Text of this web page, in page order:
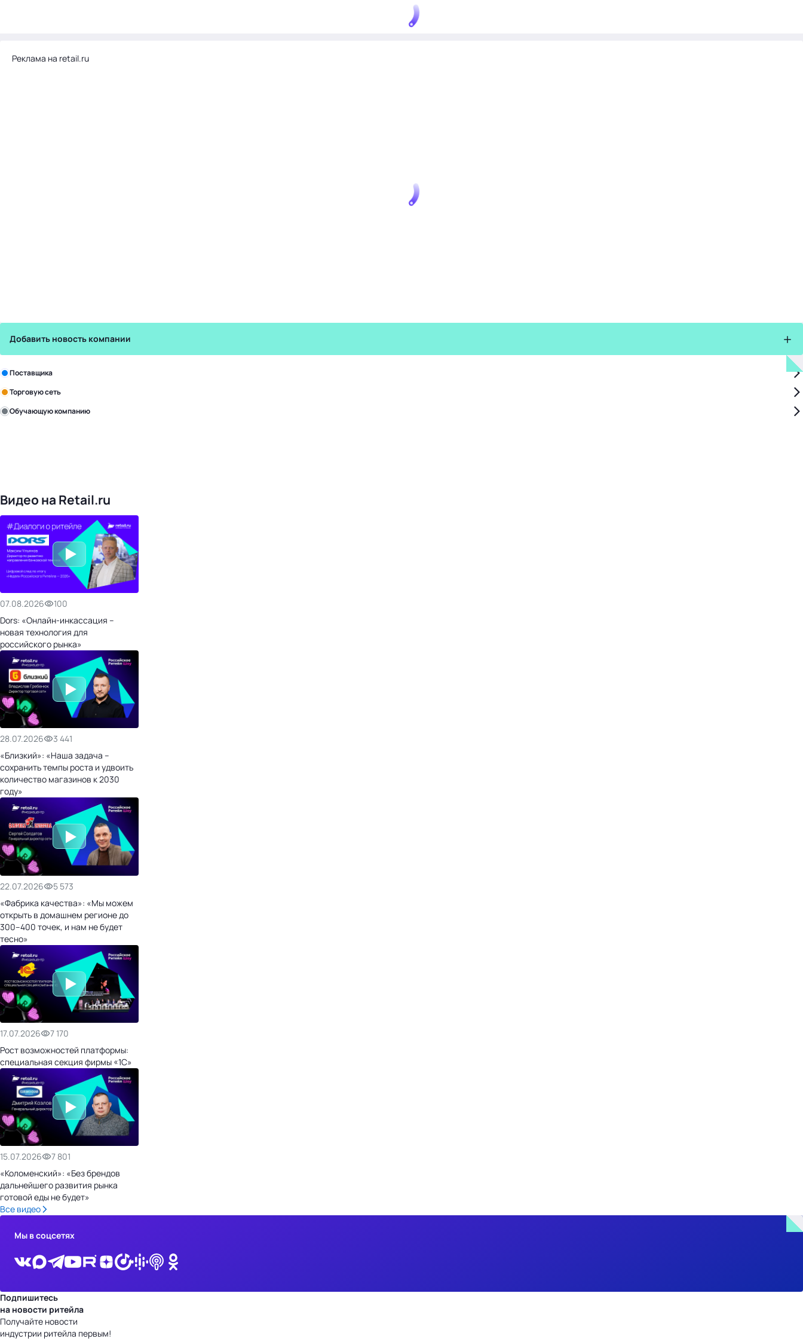
Реклама на retail.ru
Добавить новость компании
Зарегистрируйте в бизнес-центре:
Поставщика
Торговую сеть
Обучающую компанию
Видео на Retail.ru
07.08.2026
100
Dors: «Онлайн-инкассация –
новая технология для
российского рынка»
28.07.2026
3 441
«Близкий»: «Наша задача –
сохранить темпы роста и удвоить
количество магазинов к 2030
году»
22.07.2026
5 573
«Фабрика качества»: «Мы можем
открыть в домашнем регионе до
300–400 точек, и нам не будет
тесно»
17.07.2026
7 170
Рост возможностей платформы:
специальная секция фирмы «1С»
15.07.2026
7 801
«Коломенский»: «Без брендов
дальнейшего развития рынка
готовой еды не будет»
Все видео
Мы в соцсетях
Подпишитесь
на новости ритейла
Получайте новости
индустрии ритейла первым!